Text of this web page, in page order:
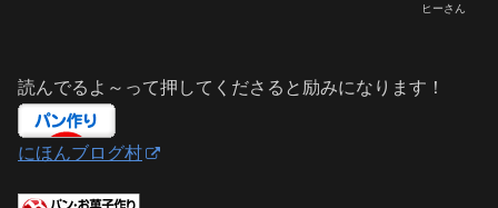
ヒーさん
読んでるよ～って押してくださると励みになります！
にほんブログ村